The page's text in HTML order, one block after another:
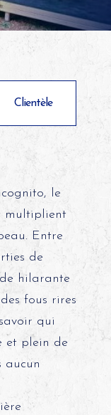
Clientèle
le
multiplient
Entre
de
hilarante
fous rires
qui
et plein de
aucun